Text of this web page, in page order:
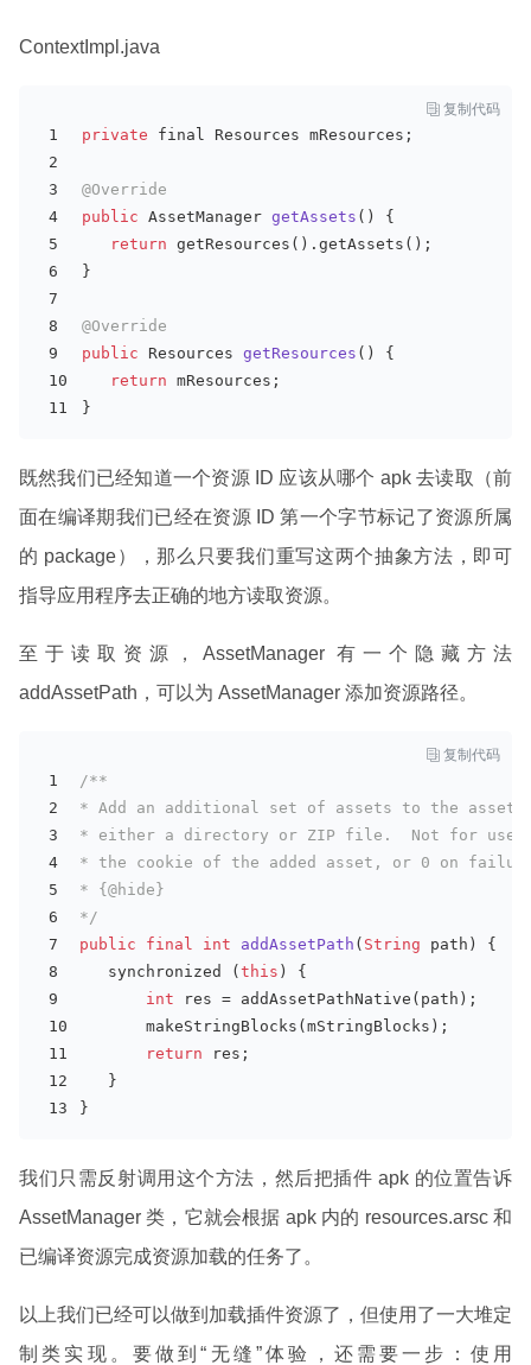
ContextImpl.java
 复制代码
private final Resources mResources;
@Override
public AssetManager getAssets ( )
{
return getResources().getAssets();
}
@Override
public Resources getResources ( )
{
return mResources;
}
既然我们已经知道一个资源 ID 应该从哪个 apk 去读取（前
面在编译期我们已经在资源 ID 第一个字节标记了资源所属
的 package），那么只要我们重写这两个抽象方法，即可
指导应用程序去正确的地方读取资源。
至于读取资源，AssetManager 有一个隐藏方法
addAssetPath，可以为 AssetManager 添加资源路径。
 复制代码
/**
* Add an additional set of assets to the asset
* either a directory or ZIP file.  Not for use
* the cookie of the added asset, or 0 on
* {@hide}
*/
public
final int addAssetPath ( String path)
{
   synchronized (
this ) {
int res = addAssetPathNative(path);
       makeStringBlocks(mStringBlocks);
return res;
   }
}
我们只需反射调用这个方法，然后把插件 apk 的位置告诉
AssetManager 类，它就会根据 apk 内的 resources.arsc 和
已编译资源完成资源加载的任务了。
以上我们已经可以做到加载插件资源了，但使用了一大堆定
制类实现。要做到“无缝”体验，还需要一步：使用